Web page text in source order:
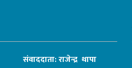
संवाददाता: राजेन्द्र थापा